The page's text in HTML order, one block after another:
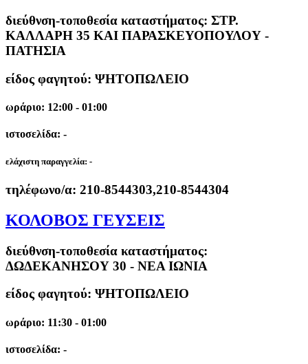
διεύθνση-τοποθεσία καταστήματος: ΣΤΡ.
ΚΑΛΛΑΡΗ 35 ΚΑΙ ΠΑΡΑΣΚΕΥΟΠΟΥΛΟΥ -
ΠΑΤΗΣΙΑ
είδος φαγητού: ΨΗΤΟΠΩΛΕΙΟ
ωράριο: 12:00 - 01:00
ιστοσελίδα: -
ελάχιστη παραγγελία: -
τηλέφωνο/α: 210-8544303,210-8544304
ΚΟΛΟΒΟΣ ΓΕΥΣΕΙΣ
διεύθνση-τοποθεσία καταστήματος:
ΔΩΔΕΚΑΝΗΣΟΥ 30 - ΝΕΑ ΙΩΝΙΑ
είδος φαγητού: ΨΗΤΟΠΩΛΕΙΟ
ωράριο: 11:30 - 01:00
ιστοσελίδα: -